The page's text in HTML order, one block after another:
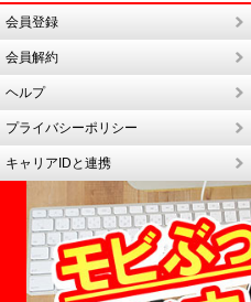
会員登録
会員解約
ヘルプ
プライバシーポリシー
キャリアIDと連携